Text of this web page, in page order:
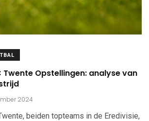
Twente Opstellingen: analyse van
2024
beiden topteams in de Eredivisie,